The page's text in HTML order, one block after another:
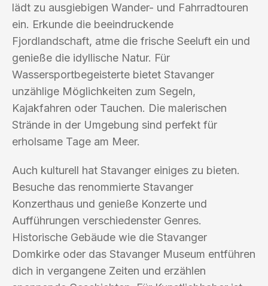
lädt zu ausgiebigen Wander- und Fahrradtouren
ein. Erkunde die beeindruckende
Fjordlandschaft, atme die frische Seeluft ein und
genieße die idyllische Natur. Für
Wassersportbegeisterte bietet Stavanger
unzählige Möglichkeiten zum Segeln,
Kajakfahren oder Tauchen. Die malerischen
Strände in der Umgebung sind perfekt für
erholsame Tage am Meer.
Auch kulturell hat Stavanger einiges zu bieten.
Besuche das renommierte Stavanger
Konzerthaus und genieße Konzerte und
Aufführungen verschiedenster Genres.
Historische Gebäude wie die Stavanger
Domkirke oder das Stavanger Museum entführen
dich in vergangene Zeiten und erzählen